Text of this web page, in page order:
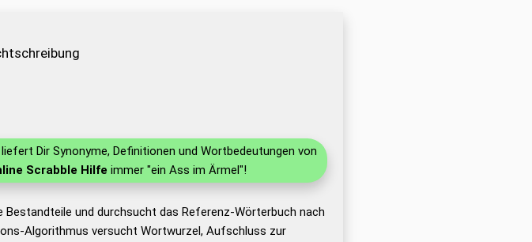
Dir Synonyme, Definitionen und Wortbedeutungen von
Scrabble Hilfe immer "ein Ass im Ärmel"!
und durchsucht das Referenz-Wörterbuch nach
Algorithmus versucht Wortwurzel, Aufschluss zur